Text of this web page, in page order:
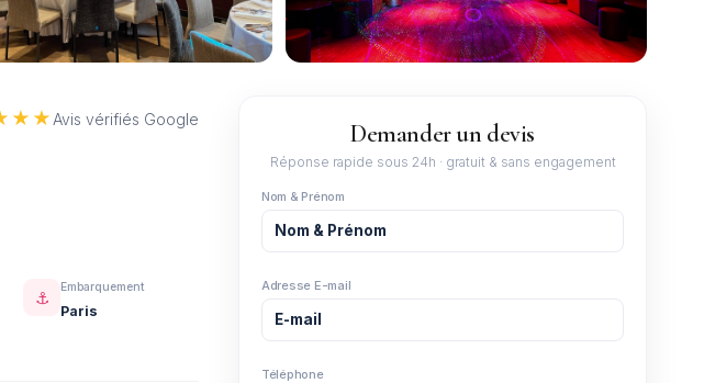
Avis vérifiés Google
⚓ Embarquement
Paris
Demander un devis
Réponse rapide sous 24h · gratuit & sans engagement
Nom & Prénom
Adresse E-mail
Téléphone